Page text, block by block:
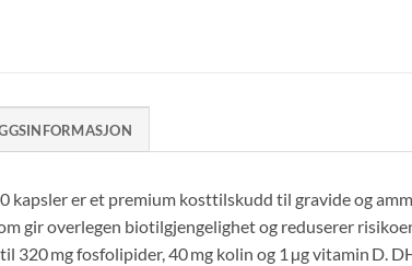
kapsler er et premium kosttilskudd til gravide og
gir overlegen biotilgjengelighet og reduserer
til 320 mg fosfolipider, 40 mg kolin og 1 µg vitamin